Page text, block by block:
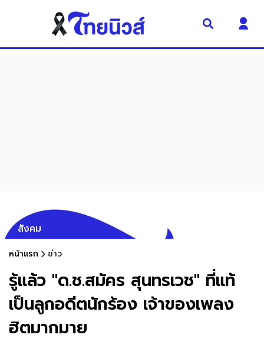
สังคม
หน้าแรก ข่าว
รู้แล้ว "ด.ช.สมัคร สุนทรเวช" ที่แท้
เป็นลูกอดีตนักร้อง เจ้าของเพลง
ฮิตมากมาย